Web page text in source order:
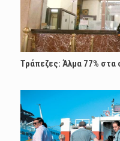
Τράπεζες: Άλμα 77% στα